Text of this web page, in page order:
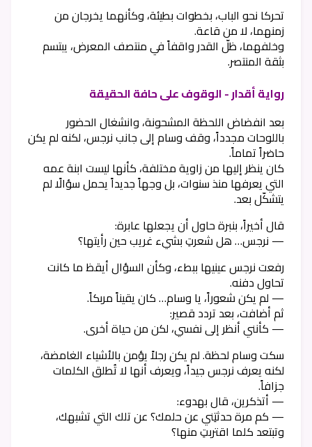
تحركا نحو الباب، بخطوات بطيئة، وكأنهما يخرجان من
زمنهما، لا من قاعة.
وخلفهما، ظلّ القدر واقفاً في منتصف المعرض، يبتسم
بثقة المنتصر.
رواية أقدار - الوقوف على حافة الحقيقة
بعد انفضاض اللحظة المشحونة، وانشغال الحضور
باللوحات مجدداً، وقف وسام إلى جانب نرجس، لكنه لم يكن
حاضراً تماماً.
كان ينظر إليها من زاوية مختلفة، كأنها ليست ابنة عمه
التي يعرفها منذ سنوات، بل وجهاً جديداً يحمل سؤالًا لم
يتشكّل بعد.
قال أخيراً، بنبرة حاول أن يجعلها عابرة:
— نرجس… هل شعرتِ بشيء غريب حين رأيتها؟
رفعت نرجس عينيها ببطء، وكأن السؤال أيقظ ما كانت
تحاول دفنه.
— لم يكن شعوراً، يا وسام… كان يقيناً مربكاً.
ثم أضافت، بعد تردد قصير:
— كأنني أنظر إلى نفسي، لكن من حياة أخرى.
سكت وسام لحظة. لم يكن رجلاً يؤمن بالأشياء الغامضة،
لكنه يعرف نرجس جيداً، ويعرف أنها لا تُطلق الكلمات
جزافاً.
— أتذكرين، قال بهدوء:
— كم مرة حدثتِني عن حلمك؟ عن تلك التي تشبهك،
وتبتعد كلما اقتربتِ منها؟